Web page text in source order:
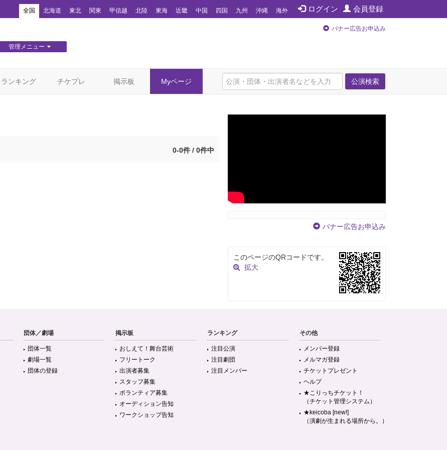
ログイン 会員登録
全国 北海道 東北 関東 甲信越 北陸 東海 近畿 中国 四国 九州 沖縄 海外
管理メニュー
バナー広告お申込み
公演検索
ランキング チケプレ 掲示板 Myページ
0-0件 / 0件中
バナー広告お申込み
このページのQRコードです。
拡大
団体／劇場
団体一覧
劇場一覧
団体の登録
掲示板
おしえて！舞台芸術
フリートーク
出演者募集
スタッフ募集
ボランティア募集
オーディション告知
ワークショップ告知
ランキング
注目公演
注目劇団
注目メンバー
その他
メンバー登録
メルマガ登録
チケットプレゼント
ヘルプ
★こりっちチケット！
（チケット管理システム）
★keicoba [new!]
（演劇が生まれる場所から。）